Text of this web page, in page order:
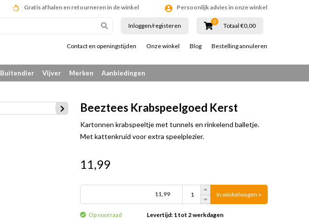
Gratis afhalen en retourneren in de winkel Persoonlijk advies in onze winkel
Inloggen/registeren
0
Totaal €0,00
Contact en openingstijden Onze winkel Blog Bestelling annuleren
Buitendier Vijver Merken Aanbiedingen
Beeztees Krabspeelgoed Kerst
Kartonnen krabspeeltje met tunnels en rinkelend balletje.
Met kattenkruid voor extra speelplezier.
11,99
11,99 In winkelwagen +
Op voorraad Levertijd: 1 tot 2 werkdagen